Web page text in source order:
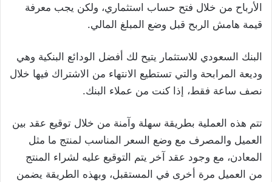
الأرباح من خلال فتح حساب استثماري، ولكن يجب معرفة
قيمة هامش الربح قبل وضع المبلغ المالي.
البنك السعودي للاستثمار يتيح لك أفضل الودائع البنكية وهي
وديعة المرابحة والتي تستطيع الانتهاء من الاشتراك فيها خلال
نصف ساعة فقط، إذا كنت من عملاء البنك.
تتم هذه العملية بطريقة سهلة وآمنة من خلال توقيع عقد بين
العميل والمصرف مع وضع السعر المناسب لمنتج ما مثل
المعادن، مع وجود عقد آخر يتم التوقيع عليه لشراء المنتج
من العميل مرة أخرى في المستقبل، وبهذه الطريقة يضمن